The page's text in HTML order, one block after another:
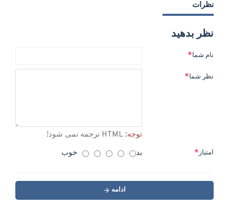
نظرات
نظر بدهید
نام شما
نظر شما
توجه:
امتیاز بد خوب
ادامه